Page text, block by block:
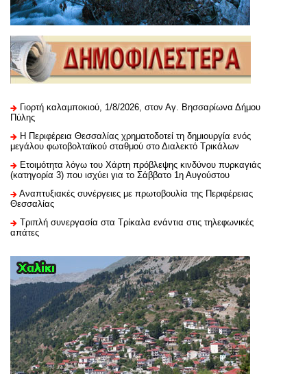
Γιορτή καλαμποκιού, 1/8/2026, στον Αγ. Βησσαρίωνα Δήμου
Πύλης
H Περιφέρεια Θεσσαλίας χρηματοδοτεί τη δημιουργία ενός
μεγάλου φωτοβολταϊκού σταθμού στο Διαλεκτό Τρικάλων
Ετοιμότητα λόγω του Χάρτη πρόβλεψης κινδύνου πυρκαγιάς
(κατηγορία 3) που ισχύει για το Σάββατο 1η Αυγούστου
Αναπτυξιακές συνέργειες με πρωτοβουλία της Περιφέρειας
Θεσσαλίας
Τριπλή συνεργασία στα Τρίκαλα ενάντια στις τηλεφωνικές
απάτες